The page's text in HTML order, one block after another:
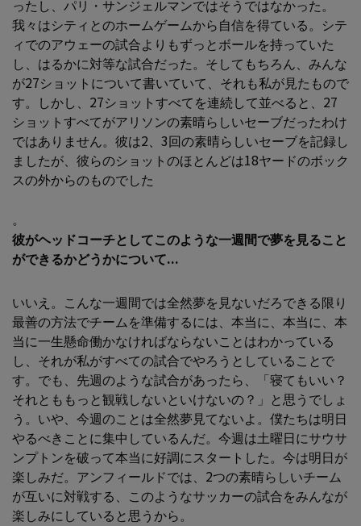
ったし、パリ・サンジェルマンではそうではなかった。
我々はシティとのホームゲームから自信を得ている。シテ
ィでのアウェーの試合よりもずっとボールを持っていた
し、はるかに対等な試合だった。そしてもちろん、みんな
が27ショットについて書いていて、それも私が見たもので
す。しかし、27ショットすべてを連続して並べると、27
ショットすべてがアリソンの素晴らしいセーブだったわけ
ではありません。彼は2、3回の素晴らしいセーブを記録し
ましたが、彼らのショットのほとんどは18ヤードのボック
スの外からのものでした
。
彼がヘッドコーチとしてこのような一週間で夢を見ること
ができるかどうかについて...
いいえ。こんな一週間では全然夢を見ないだろできる限り
最善の方法でチームを準備するには、本当に、本当に、本
当に一生懸命働かなければならないことはわかっている
し、それが私がすべての試合でやろうとしていることで
す。でも、先週のような試合があったら、「寝てもいい？
それとももっと観戦しないといけないの？」と思うでしょ
う。いや、今週のことは全然夢見てないよ。僕たちは明日
やるべきことに集中しているんだ。今週は土曜日にサウサ
ンプトンを破って本当に好調にスタートした。今は明日が
楽しみだ。アンフィールドでは、2つの素晴らしいチーム
が互いに対戦する、このようなサッカーの試合をみんなが
楽しみにしていると思うから。